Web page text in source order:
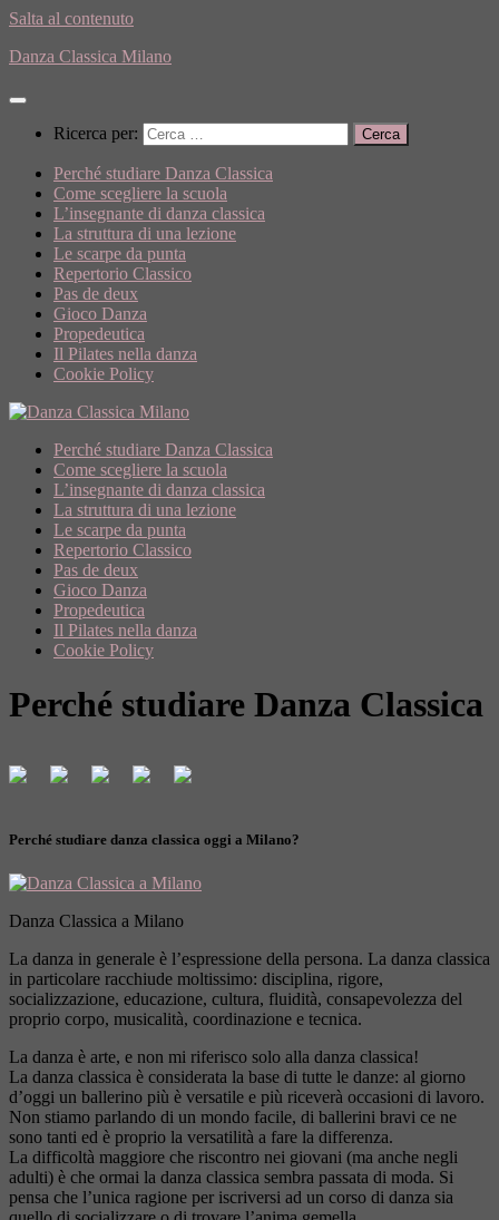
Salta al contenuto
Danza Classica Milano
Ricerca per:
Perché studiare Danza Classica
Come scegliere la scuola
L’insegnante di danza classica
La struttura di una lezione
Le scarpe da punta
Repertorio Classico
Pas de deux
Gioco Danza
Propedeutica
Il Pilates nella danza
Cookie Policy
Perché studiare Danza Classica
Come scegliere la scuola
L’insegnante di danza classica
La struttura di una lezione
Le scarpe da punta
Repertorio Classico
Pas de deux
Gioco Danza
Propedeutica
Il Pilates nella danza
Cookie Policy
Perché studiare Danza Classica
Perché studiare danza classica oggi a Milano?
Danza Classica a Milano
La danza in generale è l’espressione della persona. La danza classica
in particolare racchiude moltissimo: disciplina, rigore,
socializzazione, educazione, cultura, fluidità, consapevolezza del
proprio corpo, musicalità, coordinazione e tecnica.
La danza è arte, e non mi riferisco solo alla danza classica!
La danza classica è considerata la base di tutte le danze: al giorno
d’oggi un ballerino più è versatile e più riceverà occasioni di lavoro.
Non stiamo parlando di un mondo facile, di ballerini bravi ce ne
sono tanti ed è proprio la versatilità a fare la differenza.
La difficoltà maggiore che riscontro nei giovani (ma anche negli
adulti) è che ormai la danza classica sembra passata di moda. Si
pensa che l’unica ragione per iscriversi ad un corso di danza sia